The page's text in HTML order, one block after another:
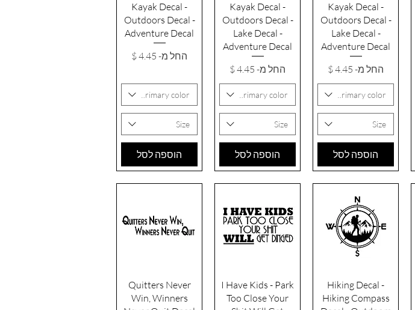
Kayak Decal -
Outdoors Decal -
Lake Decal -
Adventure Decal
החל מ-
מחיר מבצע
Primary color
Size
הוספה לסל
Kayak Decal -
Outdoors Decal -
Lake Decal -
Adventure Decal
החל מ-
מחיר מבצע
Primary color
Size
הוספה לסל
Kayak Decal -
Outdoors Decal -
Adventure Decal
החל מ-
מחיר מבצע
Primary color
Size
הוספה לסל
תצוגה מהירה
Hiking Decal -
Hiking Compass
תצוגה מהירה
I Have Kids - Park
Too Close Your
תצוגה מהירה
Quitters Never
Win, Winners